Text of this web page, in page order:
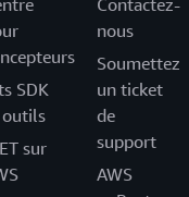
SDK
sur
Contactez-
nous
Soumettez
un ticket
de
support
AWS